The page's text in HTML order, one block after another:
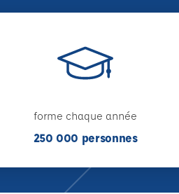
forme chaque année
250 000 personnes